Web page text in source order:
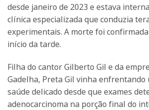
desde janeiro de 2023 e estava
clínica especializada que conduzia
experimentais. A morte foi
início da tarde.
Filha do cantor Gilberto Gil e da
Gadelha, Preta Gil vinha enfrentando
saúde delicado desde que exames
adenocarcinoma na porção final do